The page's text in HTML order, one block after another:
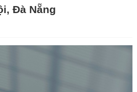
Đà Nẵng